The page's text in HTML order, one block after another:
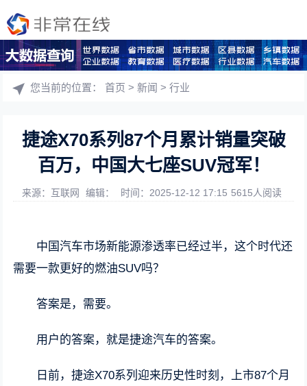
您当前的位置：首页 >新闻 >行业
​捷途X70系列87个月累计销量突破
百万，中国大七座SUV冠军！
来源：互联网 编辑： 时间：2025-12-12 17:15 5615人阅读
中国汽车市场新能源渗透率已经过半，这个时代还
需要一款更好的燃油SUV吗？
答案是，需要。
用户的答案，就是捷途汽车的答案。
日前，捷途X70系列迎来历史性时刻，上市87个月